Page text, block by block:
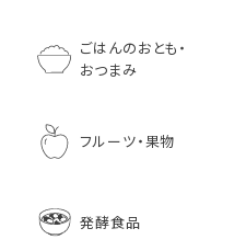
ごはんのおとも・
おつまみ
フルーツ・果物
発酵食品